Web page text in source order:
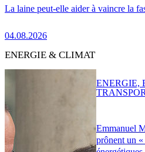
La laine peut-elle aider à vaincre la
04.08.2026
ENERGIE & CLIMAT
Emmanuel
prônent un
ENERGIE,